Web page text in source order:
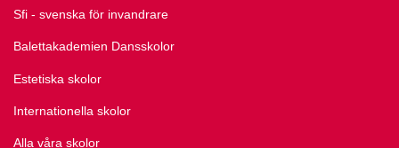
Sfi - svenska för invandrare
Balettakademien Dansskolor
Estetiska skolor
Internationella skolor
Alla våra skolor